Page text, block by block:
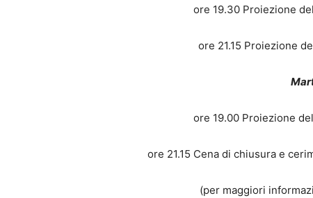
ore 19.30 Proiezione
ore 21.15 Proiezione
ore 19.00 Proiezione
ore 21.15 Cena di chiusura e
(per maggiori